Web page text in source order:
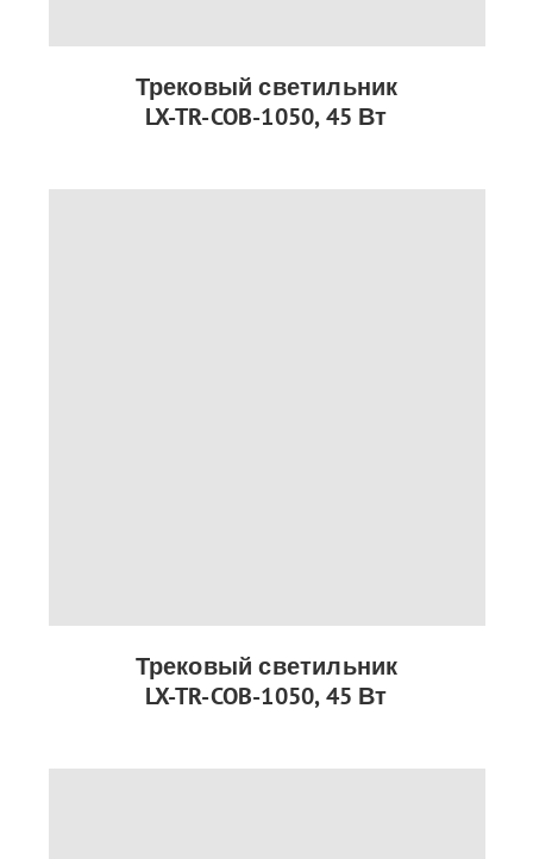
Трековый светильник
LX-TR-COB-1050, 45 Вт
Трековый светильник
LX-TR-COB-1050, 45 Вт